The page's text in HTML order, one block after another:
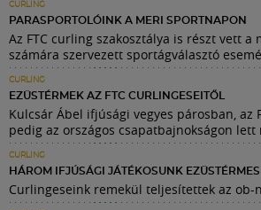
CURLING
PARASPORTOLÓINK A MERI SPORTNAPON
Az FTC curling szakosztálya is részt vett a
számára szervezett sportágválasztó
CURLING
EZÜSTÉRMEK AZ FTC CURLINGESEITŐL
Kulcsár Ábel ifjúsági vegyes párosban, az
pedig az országos csapatbajnokságon lett
CURLING
HÁROM IFJÚSÁGI JÁTÉKOSUNK
Curlingeseink remekül teljesítettek az ob-